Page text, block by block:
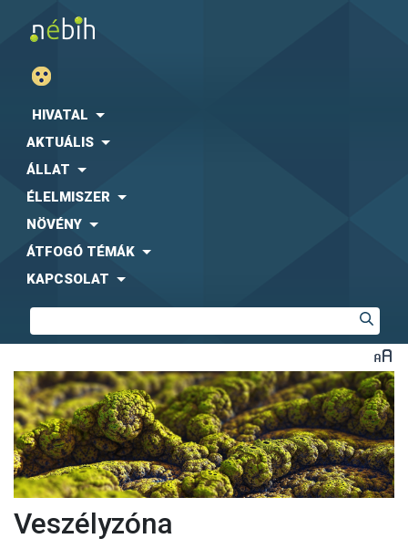
HIVATAL
AKTUÁLIS
ÁLLAT
ÉLELMISZER
NÖVÉNY
ÁTFOGÓ TÉMÁK
KAPCSOLAT
Veszélyzóna